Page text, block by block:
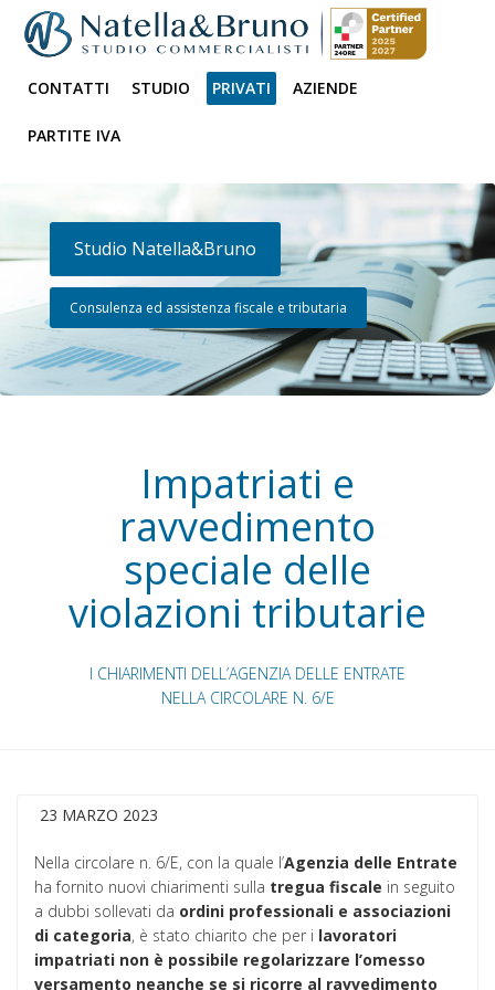
CONTATTI STUDIO PRIVATI AZIENDE
PARTITE IVA
Studio Natella&Bruno
Consulenza ed assistenza fiscale e tributaria
Impatriati e
ravvedimento
speciale delle
violazioni tributarie
I CHIARIMENTI DELL’AGENZIA DELLE ENTRATE
NELLA CIRCOLARE N. 6/E
23 MARZO 2023
Nella circolare n. 6/E, con la quale l’Agenzia delle Entrate
ha fornito nuovi chiarimenti sulla tregua fiscale in seguito
a dubbi sollevati da ordini professionali e associazioni
di categoria, è stato chiarito che per i lavoratori
impatriati non è possibile regolarizzare l’omesso
versamento neanche se si ricorre al ravvedimento